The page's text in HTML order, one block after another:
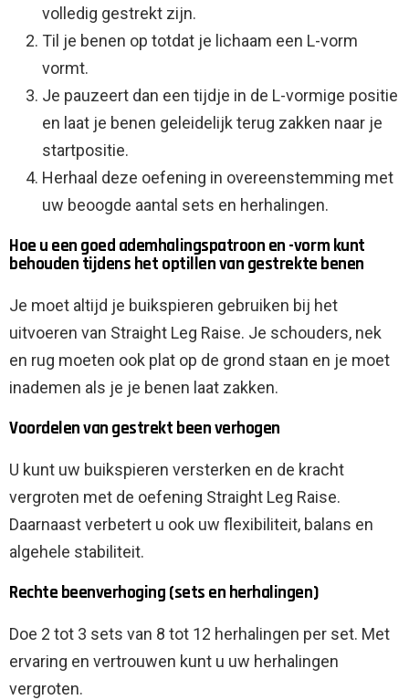
volledig gestrekt zijn.
Til je benen op totdat je lichaam een L-vorm
vormt.
Je pauzeert dan een tijdje in de L-vormige positie
en laat je benen geleidelijk terug zakken naar je
startpositie.
Herhaal deze oefening in overeenstemming met
uw beoogde aantal sets en herhalingen.
Hoe u een goed ademhalingspatroon en -vorm kunt
behouden tijdens het optillen van gestrekte benen
Je moet altijd je buikspieren gebruiken bij het
uitvoeren van Straight Leg Raise. Je schouders, nek
en rug moeten ook plat op de grond staan en je moet
inademen als je je benen laat zakken.
Voordelen van gestrekt been verhogen
U kunt uw buikspieren versterken en de kracht
vergroten met de oefening Straight Leg Raise.
Daarnaast verbetert u ook uw flexibiliteit, balans en
algehele stabiliteit.
Rechte beenverhoging (sets en herhalingen)
Doe 2 tot 3 sets van 8 tot 12 herhalingen per set. Met
ervaring en vertrouwen kunt u uw herhalingen
vergroten.